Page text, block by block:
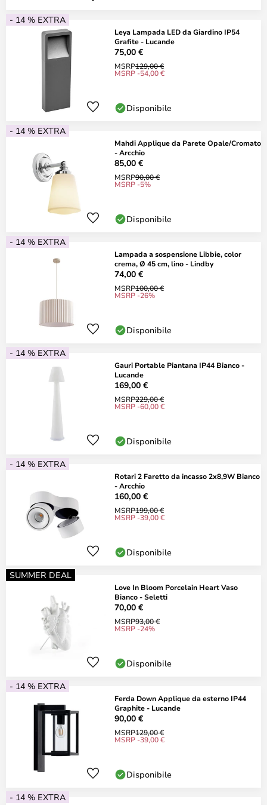
- 14 % EXTRA
Leya Lampada LED da Giardino IP54
Grafite - Lucande
75,00 €
MSRP129,00 €
MSRP -54,00 €
Disponibile
- 14 % EXTRA
Mahdi Applique da Parete Opale/Cromato
- Arcchio
85,00 €
MSRP90,00 €
MSRP -5%
Disponibile
- 14 % EXTRA
Lampada a sospensione Libbie, color
crema, Ø 45 cm, lino - Lindby
74,00 €
MSRP100,00 €
MSRP -26%
Disponibile
- 14 % EXTRA
Gauri Portable Piantana IP44 Bianco -
Lucande
169,00 €
MSRP229,00 €
MSRP -60,00 €
Disponibile
- 14 % EXTRA
Rotari 2 Faretto da incasso 2x8,9W Bianco
- Arcchio
160,00 €
MSRP199,00 €
MSRP -39,00 €
Disponibile
SUMMER DEAL
Love In Bloom Porcelain Heart Vaso
Bianco - Seletti
70,00 €
MSRP93,00 €
MSRP -24%
Disponibile
- 14 % EXTRA
Ferda Down Applique da esterno IP44
Graphite - Lucande
90,00 €
MSRP129,00 €
MSRP -39,00 €
Disponibile
- 14 % EXTRA